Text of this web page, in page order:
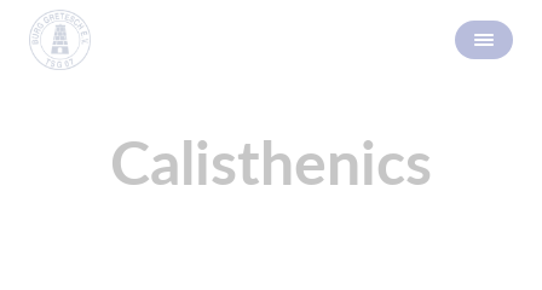
Calisthenics